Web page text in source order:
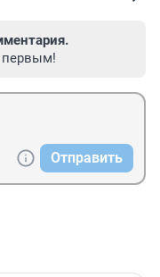
первым!
Отправить